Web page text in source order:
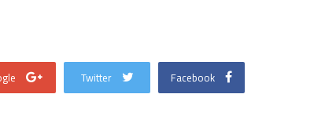
Facebook
Twitter